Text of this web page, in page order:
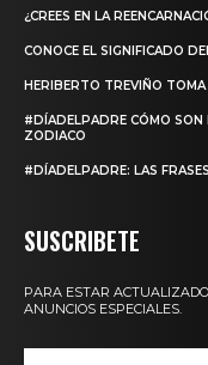
¿CREES EN LA
CONOCE EL SIGNIFICADO
HERIBERTO TREVIÑO
#DÍADELPADRE CÓMO SON
ZODIACO
#DÍADELPADRE: LAS
SUSCRIBETE
PARA ESTAR
ANUNCIOS ESPECIALES.